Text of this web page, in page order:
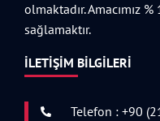
olmaktadır. Amacımız
sağlamaktır.
İLETIŞIM BILGILERI
Telefon : +90